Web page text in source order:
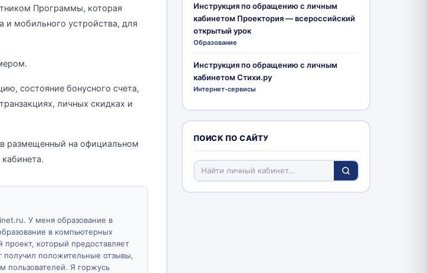
Программы, которая
и мобильного устройства, для
состояние бонусного счета,
личных скидках и
размещенный на официальном
У меня образование в
в компьютерных
проект, который предоставляет
положительные отзывы,
пользователей. Я горжусь
Инструкция по обращению с личным
кабинетом Проектория — всероссийский
открытый урок
Образование
Инструкция по обращению с личным
кабинетом Стихи.ру
Интернет-сервисы
ПОИСК ПО САЙТУ